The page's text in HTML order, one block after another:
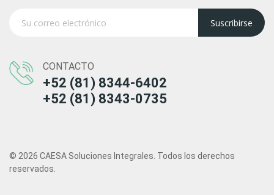
Suscribirse
CONTACTO
+52 (81) 8344-6402
+52 (81) 8343-0735
© 2026 CAESA Soluciones Integrales. Todos los derechos
reservados.